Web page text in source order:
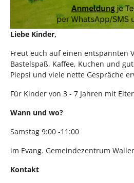
Liebe Kinder,
Freut euch auf einen entspannten
Bastelspaß, Kaffee, Kuchen und
Piepsi und viele nette Gespräche
Für Kinder von 3 - 7 Jahren mit
Wann und wo?
Samstag 9:00 -11:00
im Evang. Gemeindezentrum
Kontakt